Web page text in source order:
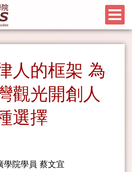
人的框架 為
觀光開創人
選擇
學院學員 蔡文宜